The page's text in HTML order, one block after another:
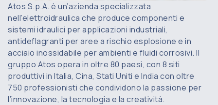
Atos S.p.A. è un’azienda specializzata
nell’elettroidraulica che produce componenti e
sistemi idraulici per applicazioni industriali,
antideflagranti per aree a rischio esplosione e in
acciaio inossidabile per ambienti e fluidi corrosivi. Il
gruppo Atos opera in oltre 80 paesi, con 8 siti
produttivi in Italia, Cina, Stati Uniti e India con oltre
750 professionisti che condividono la passione per
l’innovazione, la tecnologia e la creatività.